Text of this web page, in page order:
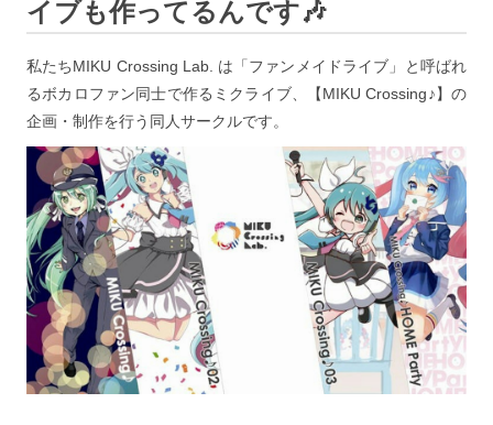
イブも作ってるんです🎶
私たちMIKU Crossing Lab. は「ファンメイドライブ」と呼ばれ
るボカロファン同士で作るミクライブ、【MIKU Crossing♪】の
企画・制作を行う同人サークルです。